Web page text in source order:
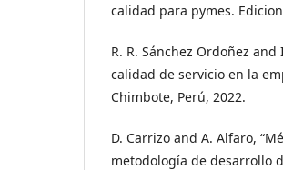
calidad para pymes.
R. R. Sánchez Ordoñez
calidad de servicio en la
Chimbote, Perú, 2022.
D. Carrizo and A. Alfaro,
metodología de desarrollo